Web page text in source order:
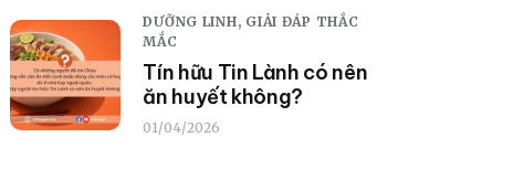
DƯỠNG LINH, GIẢI ĐÁP THẮC
MẮC
Tín hữu Tin Lành có nên
ăn huyết không?
01/04/2026